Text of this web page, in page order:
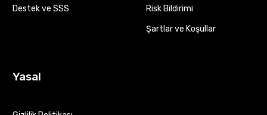
Destek ve SSS
Risk Bildirimi
Şartlar ve Koşullar
Yasal